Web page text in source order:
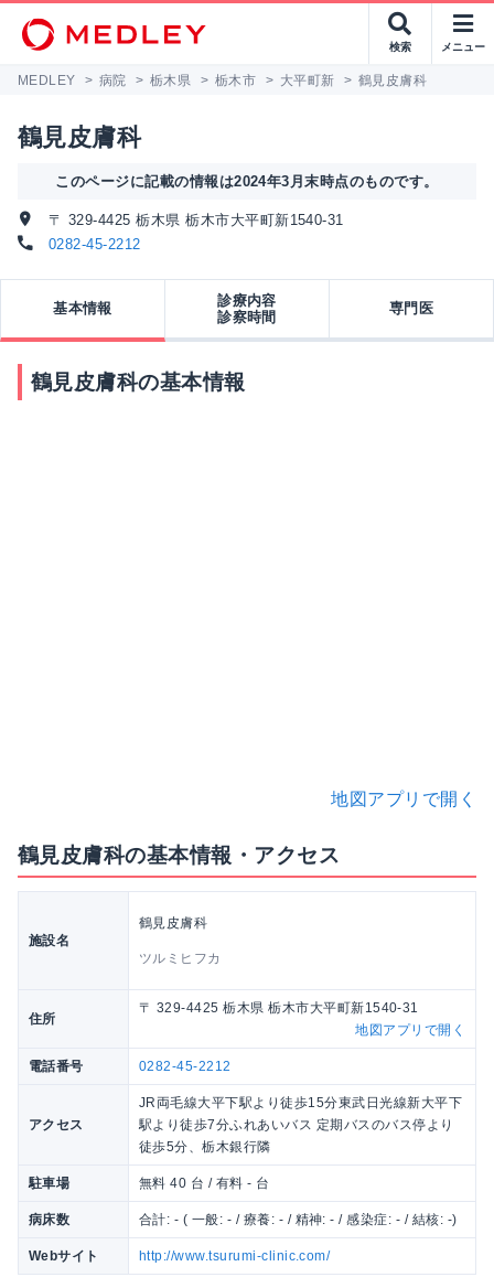
検索 メニュー
MEDLEY > 病院 > 栃木県 > 栃木市 > 大平町新 > 鶴見皮膚科
鶴見皮膚科
このページに記載の情報は2024年3月末時点のものです。
〒 329-4425 栃木県 栃木市大平町新1540-31
0282-45-2212
基本情報
診療内容
診察時間
専門医
鶴見皮膚科の基本情報
地図アプリで開く
鶴見皮膚科の基本情報・アクセス
施設名
鶴見皮膚科
ツルミヒフカ
住所
〒 329-4425 栃木県 栃木市大平町新1540-31
地図アプリで開く
電話番号 0282-45-2212
アクセス
JR両毛線大平下駅より徒歩15分東武日光線新大平下
駅より徒歩7分ふれあいバス 定期バスのバス停より
徒歩5分、栃木銀行隣
駐車場 無料 40 台 / 有料 - 台
病床数 合計: - ( 一般: - / 療養: - / 精神: - / 感染症: - / 結核: -)
Webサイト http://www.tsurumi-clinic.com/